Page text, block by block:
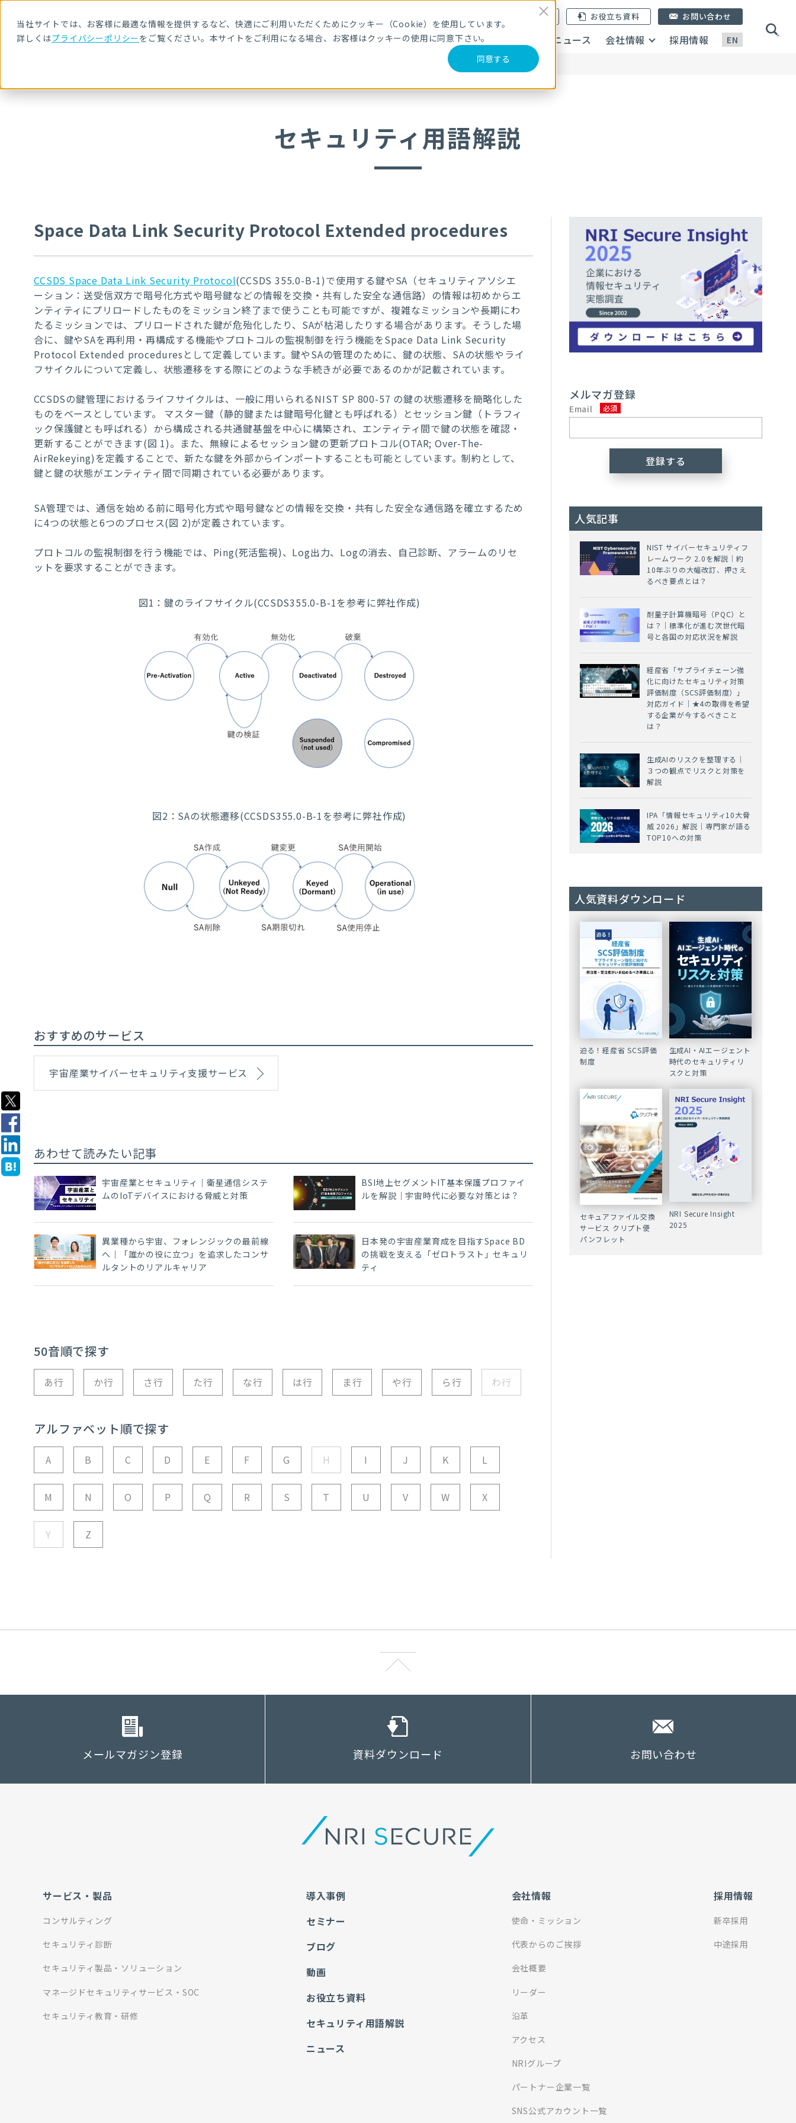
当社サイトでは、お客様に最適な情報を提供するなど、快適にご利用いただくためにクッキー（Cookie）を使用しています。
詳しくはプライバシーポリシーをご覧ください。本サイトをご利用になる場合、お客様はクッキーの使用に同意下さい。
同意する
EN
メールマガジン登録 お役立ち資料
サービス・製品 導入事例 セミナー ブログ ニュース 会社情報 採用情報
お問い合わせ
セキュリティ用語解説
Space Data Link Security Protocol Extended procedures
CCSDS Space Data Link Security Protocol(CCSDS 355.0-B-1)で使用する鍵やSA （セキュリティアソシエ
ーション：送受信双方で暗号化方式や暗号鍵などの情報を交換・共有した安全な通信路）の情報は初めからエ
ンティティにプリロードしたものをミッション終了まで使うことも可能ですが、複雑なミッションや長期にわ
たるミッションでは、プリロードされた鍵が危殆化したり、 SAが枯渇したりする場合があります。そうした場
合に、鍵やSAを再利用・再構成する機能やプロトコルの監視制御を行う機能をSpace Data Link Security
Protocol Extended procedures として定義しています。鍵やSAの管理のために、鍵の状態、 SAの状態やライ
フサイクルについて定義し、状態遷移をする際にどのような手続きが必要であるのかが記載されています。
CCSDSの鍵管理におけるライフサイクルは、一般に用いられるNIST SP 800-57 の鍵の状態遷移を簡略化した
ものをベースとしています。 マスター鍵（静的鍵または鍵暗号化鍵とも呼ばれる）とセッション鍵（トラフィ
ック保護鍵とも呼ばれる）から構成される共通鍵基盤を中心に構築され、エンティティ間で鍵の状態を確認・
更新することができます(図 1)。また、無線によるセッション鍵の更新プロトコル(OTAR; Over-The-
AirRekeying) を定義することで、新たな鍵を外部からインポートすることも可能としています。制約として、
鍵と鍵の状態がエンティティ間で同期されている必要があります。
SA管理では、通信を始める前に暗号化方式や暗号鍵などの情報を交換・共有した安全な通信路を確立するため
に4つの状態と6つのプロセス(図 2)が定義されています。
プロトコルの監視制御を行う機能では、 Ping(死活監視)、 Log出力、 Logの消去、自己診断、アラームのリセ
ットを要求することができます。
図1：鍵のライフサイクル(CCSDS355.0-B-1を参考に弊社作成)
図2：SAの状態遷移(CCSDS355.0-B-1 を参考に弊社作成)
おすすめのサービス
宇宙産業サイバーセキュリティ支援サービス
あわせて読みたい記事
宇宙産業とセキュリティ｜衛星通信システ
ムのIoTデバイスにおける脅威と対策
BSI地上セグメントIT基本保護プロファイ
ルを解説｜宇宙時代に必要な対策とは？
異業種から宇宙、フォレンジックの最前線
へ｜「誰かの役に立つ」を追求したコンサ
ルタントのリアルキャリア
日本発の宇宙産業育成を目指すSpace BD
の挑戦を支える「ゼロトラスト」セキュリ
ティ
50音順で探す
あ行 か行 さ行 た行 な行 は行 ま行 や行 ら行 わ行
アルファベット順で探す
A B C D E F G H I J K L
M N O P Q R S T U V W X
Y Z
メルマガ登録
Email
人気記事
NIST サイバーセキュリティフ
レームワーク 2.0を解説｜約
10年ぶりの大幅改訂、押さえ
るべき要点とは？
耐量子計算機暗号（PQC）と
は？｜標準化が進む次世代暗
号と各国の対応状況を解説
経産省「サプライチェーン強
化に向けたセキュリティ対策
評価制度（SCS評価制度）」
対応ガイド｜★4の取得を希望
する企業が今するべきこと
は？
生成AIのリスクを整理する｜
３つの観点でリスクと対策を
解説
IPA「情報セキュリティ10大脅
威 2026」解説｜専門家が語る
TOP10への対策
人気資料ダウンロード
迫る！経産省 SCS評価
制度
生成AI・AIエージェント
時代のセキュリティリ
スクと対策
セキュアファイル交換
サービス クリプト便
パンフレット
NRI Secure Insight
2025
メールマガジン登録 資料ダウンロード お問い合わせ
サービス・製品
コンサルティング
セキュリティ診断
セキュリティ製品・ソリューション
マネージドセキュリティサービス・SOC
セキュリティ教育・研修
導入事例
セミナー
ブログ
動画
お役立ち資料
セキュリティ用語解説
ニュース
会社情報
使命・ミッション
代表からのご挨拶
会社概要
リーダー
沿革
アクセス
NRIグループ
パートナー企業一覧
SNS公式アカウント一覧
採用情報
新卒採用
中途採用